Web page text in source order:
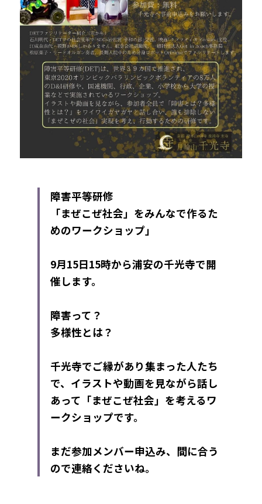
障害平等研修
「まぜこぜ社会」をみんなで作るた
めのワークショップ」
9月15日15時から浦安の千光寺で開
催します。
障害って？
多様性とは？
千光寺でご縁があり集まった人たち
で、イラストや動画を見ながら話し
あって「まぜこぜ社会」を考えるワ
ークショップです。
まだ参加メンバー申込み、間に合う
ので連絡くださいね。